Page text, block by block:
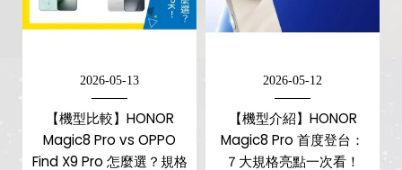
2026-05-13
【機型比較】HONOR
Magic8 Pro vs OPPO
Find X9 Pro 怎麼選？規格
2026-05-12
【機型介紹】HONOR
Magic8 Pro 首度登台：
７大規格亮點一次看！